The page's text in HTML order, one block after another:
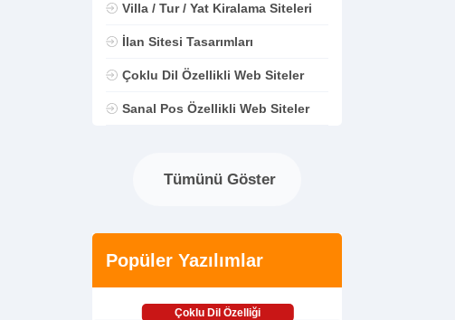
Villa / Tur / Yat Kiralama Siteleri
İlan Sitesi Tasarımları
Çoklu Dil Özellikli Web Siteler
Sanal Pos Özellikli Web Siteler
Tümünü Göster
Popüler Yazılımlar
Çoklu Dil Özelliği